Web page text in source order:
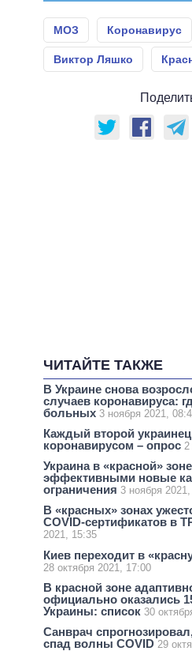
МОЗ Коронавирус
Виктор Ляшко
ЧИТАЙТЕ ТАКЖЕ
В Украине снова
случаев коронавируса:
больных 3 ноября 2021,
Каждый второй
коронавирусом – опрос 2
Украина в «красной»
эффективными новые
ограничения 3 ноября
В «красных» зонах
COVID-сертификатов в
2021, 15:35
Киев переходит в
28 октября 2021, 17:00
В красной зоне
официально оказались
Украины: список 30
Санврач
спад волны COVID 29